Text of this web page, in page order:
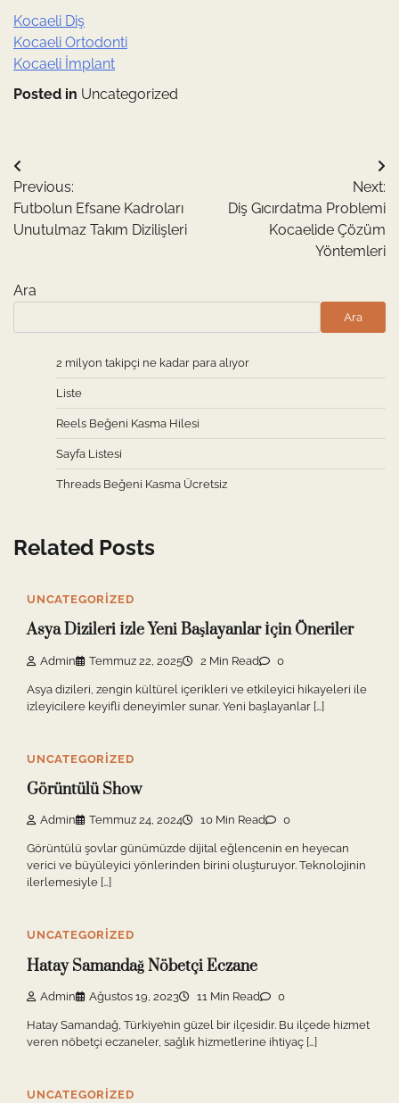
Kocaeli Diş
Kocaeli Ortodonti
Kocaeli İmplant
Posted in Uncategorized
Yazı
gezinmesi
Previous:
Futbolun Efsane Kadroları
Unutulmaz Takım Dizilişleri
Next:
Diş Gıcırdatma Problemi
Kocaelide Çözüm
Yöntemleri
Ara
Ara
2 milyon takipçi ne kadar para alıyor
Liste
Reels Beğeni Kasma Hilesi
Sayfa Listesi
Threads Beğeni Kasma Ücretsiz
Related Posts
UNCATEGORIZED
Asya Dizileri İzle Yeni Başlayanlar İçin Öneriler
Admin Temmuz 22, 2025 2 Min Read 0
Asya dizileri, zengin kültürel içerikleri ve etkileyici hikayeleri ile
izleyicilere keyifli deneyimler sunar. Yeni başlayanlar […]
UNCATEGORIZED
Görüntülü Show
Admin Temmuz 24, 2024 10 Min Read 0
Görüntülü şovlar günümüzde dijital eğlencenin en heyecan
verici ve büyüleyici yönlerinden birini oluşturuyor. Teknolojinin
ilerlemesiyle […]
UNCATEGORIZED
Hatay Samandağ Nöbetçi Eczane
Admin Ağustos 19, 2023 11 Min Read 0
Hatay Samandağ, Türkiye’nin güzel bir ilçesidir. Bu ilçede hizmet
veren nöbetçi eczaneler, sağlık hizmetlerine ihtiyaç […]
UNCATEGORIZED